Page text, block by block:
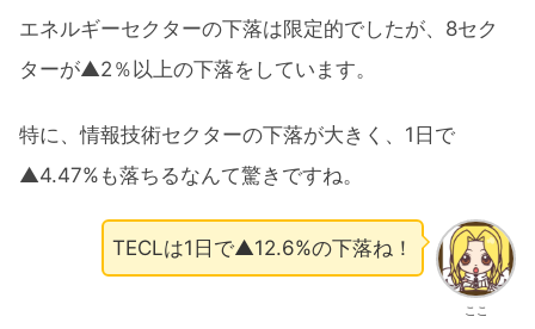
エネルギーセクターの下落は限定的でしたが、8セク
ターが▲2％以上の下落をしています。
特に、情報技術セクターの下落が大きく、1日で
▲4.47%も落ちるなんて驚きですね。
ここ
TECLは1日で▲12.6%の下落ね！